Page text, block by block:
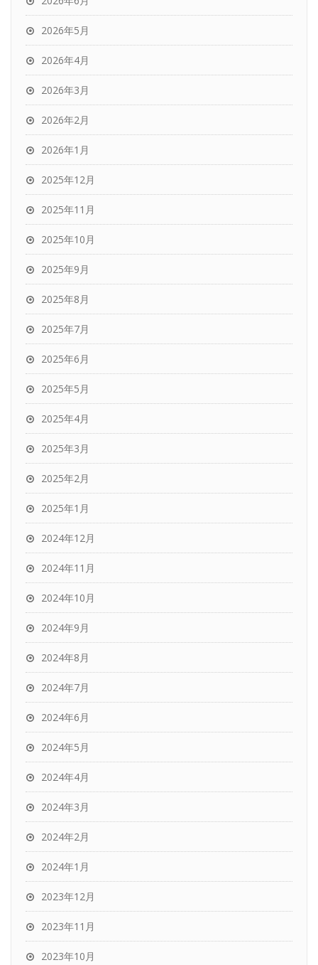
2026年5月
2026年4月
2026年3月
2026年2月
2026年1月
2025年12月
2025年11月
2025年10月
2025年9月
2025年8月
2025年7月
2025年6月
2025年5月
2025年4月
2025年3月
2025年2月
2025年1月
2024年12月
2024年11月
2024年10月
2024年9月
2024年8月
2024年7月
2024年6月
2024年5月
2024年4月
2024年3月
2024年2月
2024年1月
2023年12月
2023年11月
2023年10月